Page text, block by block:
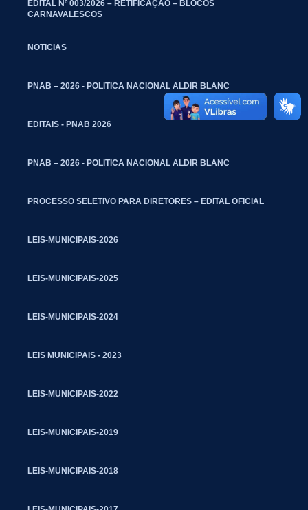
EDITAL Nº 003/2026 – RETIFICAÇÃO – BLOCOS
CARNAVALESCOS
NOTICIAS
PNAB – 2026 - POLITICA NACIONAL ALDIR BLANC
EDITAIS - PNAB 2026
PNAB – 2026 - POLITICA NACIONAL ALDIR BLANC
PROCESSO SELETIVO PARA DIRETORES – EDITAL OFICIAL
LEIS-MUNICIPAIS-2026
LEIS-MUNICIPAIS-2025
LEIS-MUNICIPAIS-2024
LEIS MUNICIPAIS - 2023
LEIS-MUNICIPAIS-2022
LEIS-MUNICIPAIS-2019
LEIS-MUNICIPAIS-2018